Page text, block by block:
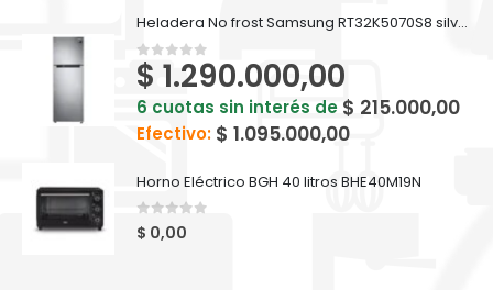
Heladera No frost Samsung RT32K5070S8 silver inox 321 L
0out of 5
$ 1.290.000,00
6 cuotas sin interés de $ 215.000,00
Efectivo: $ 1.095.000,00
Horno Eléctrico BGH 40 litros BHE40M19N
0 out of 5
$ 0,00